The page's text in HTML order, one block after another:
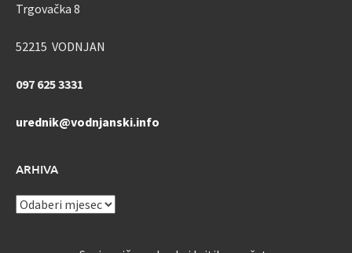
Trgovačka 8
52215 VODNJAN
097 625 3331
urednik@vodnjanski.info
ARHIVA
ARHIVA